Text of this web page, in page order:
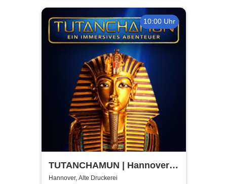
10:00 Uhr
TUTANCHAMUN | Hannover |
Flex-/Geschenktickets
Hannover, Alte Druckerei